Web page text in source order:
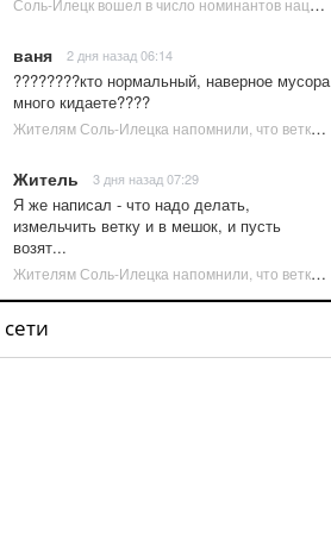
ваня 2 дня назад 06:14
????????кто нормальный, наверное мусора
много кидаете????
Жителям Соль-Илецка напомнили, что ветки от деревьев нельзя оставлять на площадках ТКО | Новости Соль-Илецка
Житель 3 дня назад 07:29
Я же написал - что надо делать,
измельчить ветку и в мешок, и пусть
возят...
Жителям Соль-Илецка напомнили, что ветки от деревьев нельзя оставлять на площадках ТКО | Новости Соль-Илецка